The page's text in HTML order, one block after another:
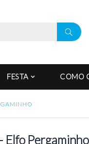
FESTA COMO
Elfo Pergaminho